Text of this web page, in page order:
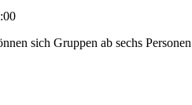
sich Gruppen ab sechs Personen